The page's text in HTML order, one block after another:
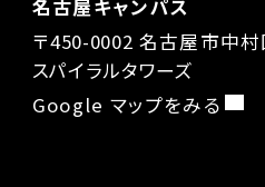
名古屋キャンパス
〒450-0002 名古屋市中
スパイラルタワーズ
Google マップをみる